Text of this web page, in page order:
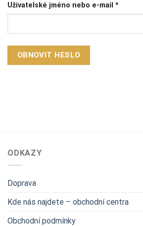
Uživatelské jméno nebo e-mail *Povinné
OBNOVIT HESLO
ODKAZY
Doprava
Kde nás najdete – obchodní centra
Obchodní podmínky